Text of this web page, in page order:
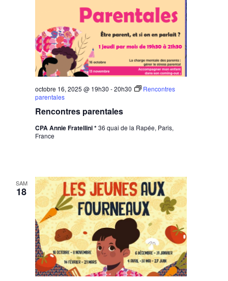
Rencontres parentales
octobre 16, 2025 @ 19h30 -20h30
Rencontres
parentales
CPA Annie Fratellini *36 quai de la Rapée, Paris,
France
SAM
18